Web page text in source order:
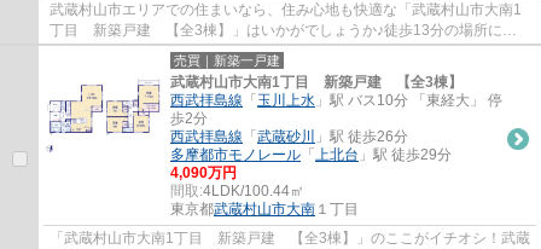
武蔵村山市エリアでの住まいなら、住み心地も快適な「武蔵村山市大南1
丁目 新築戸建 【全3棟】」はいかがでしょうか♪徒歩13分の場所に武
蔵村山市立第九小学校があります♪モニターか...
売買｜新築一戸建
武蔵村山市大南1丁目 新築戸建 【全3棟】
西武拝島線 「 玉川上水 」駅 バス10分 「東経大」 停
歩2分
西武拝島線 「 武蔵砂川
」駅 徒歩26分
多摩都市モノレール 「 上北台 」駅 徒歩29分
4,090万円
間取:4LDK/100.44㎡
東京都武蔵村山市大南 １丁目
「武蔵村山市大南1丁目 新築戸建 【全3棟】」のここがイチオシ！武蔵